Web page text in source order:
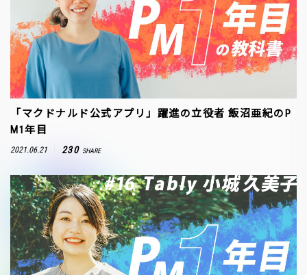
「マクドナルド公式アプリ」躍進の立役者 飯沼亜紀のP
M1年目
2021.06.21 230 SHARE